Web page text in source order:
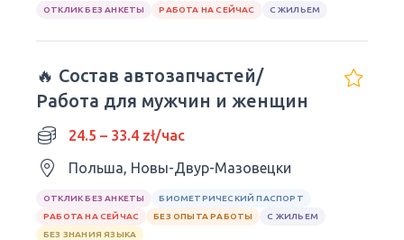
ОТКЛИК БЕЗ АНКЕТЫ РАБОТА НА СЕЙЧАС С ЖИЛЬЕМ
🔥 Состав автозапчастей/
Работа для мужчин и женщин
24.5 – 33.4 zł/час
Польша, Новы-Двур-Мазовецки
ОТКЛИК БЕЗ АНКЕТЫ
БИОМЕТРИЧЕСКИЙ ПАСПОРТ
РАБОТА НА СЕЙЧАС
БЕЗ ОПЫТА РАБОТЫ
С ЖИЛЬЕМ
БЕЗ ЗНАНИЯ ЯЗЫКА